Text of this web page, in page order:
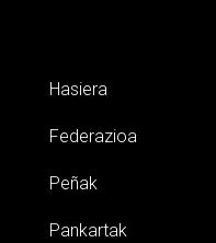
Hasiera
Federazioa
Peñak
Pankartak